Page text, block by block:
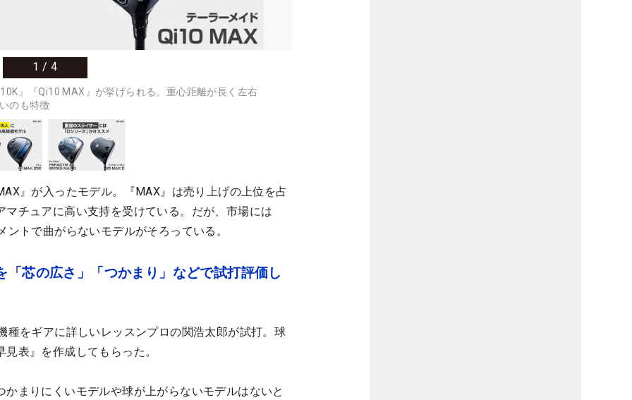
1 /4
』『Qi10 MAX』が挙げられる。重心距離が長く左右
のも特徴
』が入ったモデル。『MAX』は売り上げの上位を占
チュアに高い支持を受けている。だが、市場には
トで曲がらないモデルがそろっている。
芯の広さ」「つかまり」などで試打評価し
種をギアに詳しいレッスンプロの関浩太郎が試打。球
表』を作成してもらった。
まりにくいモデルや球が上がらないモデルはないと